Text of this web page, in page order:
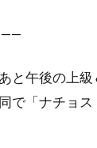
と午後の上
で「ナチョス